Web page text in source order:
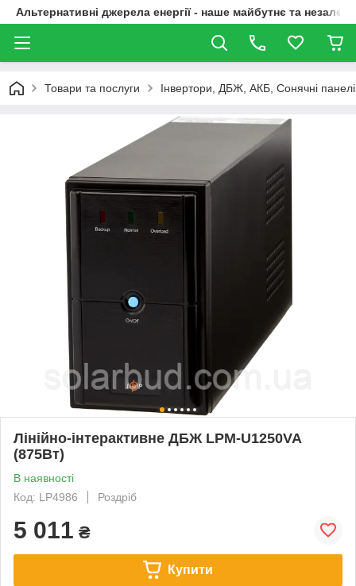
Альтернативні джерела енергії - наше майбутнє та
Товари та послуги Інвертори, ДБЖ, АКБ, Сонячні
Лінійно-інтерактивне ДБЖ LPM-U1250VA
(875Вт)
В наявності
Код: LP4986
Роздріб
5 011 ₴
Купити